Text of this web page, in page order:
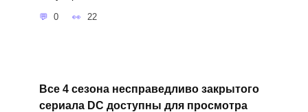
0 22
Все 4 сезона несправедливо закрытого
сериала DC доступны для просмотра